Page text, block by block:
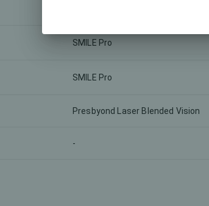
SMILE Pro
SMILE Pro
Presbyond Laser Blended Vision
-